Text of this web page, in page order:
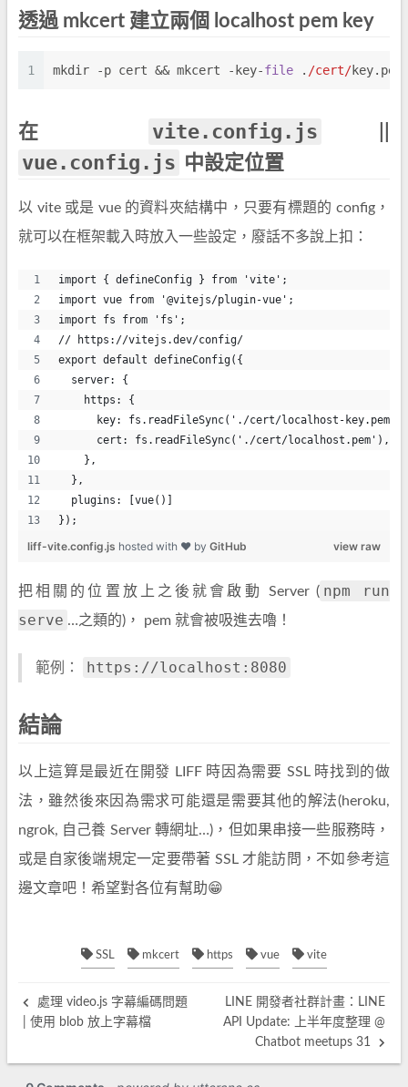
透過 mkcert 建立兩個 localhost pem key
1 mkdir -p cert && mkcert -key-file . /cert/
在 vite.config.js
vue.config.js 中設定位置
以 vite 或是 vue 的資料夾結構中，只要有標題的 config，
就可以在框架載入時放入一些設定，廢話不多說上扣：
import { defineConfig } from 'vite';
import vue from '@vitejs/plugin-vue';
import fs from 'fs';
// https://vitejs.dev/config/
export default defineConfig({
  server: {
    https: {
      key: fs.readFileSync('./cert/localhost-key.pem'),
      cert: fs.readFileSync('./cert/localhost.pem'),
    },
  },
  plugins: [vue()]
});
view raw
liff-vite.config.js hosted with ❤ by GitHub
把相關的位置放上之後就會啟動 Server ( npm run
serve …之類的)， pem 就會被吸進去嚕！
範例： https://localhost:8080
結論
以上這算是最近在開發 LIFF 時因為需要 SSL 時找到的做
法，雖然後來因為需求可能還是需要其他的解法(heroku,
ngrok, 自己養 Server 轉網址…)，但如果串接一些服務時，
或是自家後端規定一定要帶著 SSL 才能訪問，不如參考這
邊文章吧！希望對各位有幫助😁
SSL mkcert https vue vite
處理 video.js 字幕編碼問題
| 使用 blob 放上字幕檔
LINE 開發者社群計畫：LINE
API Update: 上半年度整理 @
Chatbot meetups 31